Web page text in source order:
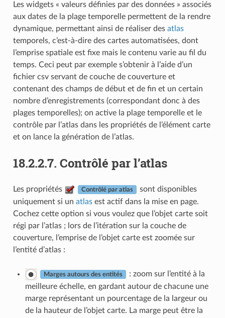
Les widgets « valeurs définies par des données » associés
aux dates de la plage temporelle permettent de la rendre
dynamique, permettant ainsi de réaliser des atlas
temporels, c’est-à-dire des cartes automatisées, dont
l’emprise spatiale est fixe mais le contenu varie au fil du
temps. Ceci peut par exemple s’obtenir à l’aide d’un
fichier csv servant de couche de couverture et
contenant des champs de début et de fin et un certain
nombre d’enregistrements (correspondant donc à des
plages temporelles); on active la plage temporelle et le
contrôle par l’atlas dans les propriétés de l’élément carte
et on lance la génération de l’atlas.
18.2.2.7. Contrôlé par l’atlas
Les propriétés Contrôlé par atlas
sont disponibles
uniquement si un atlasest actif dans la mise en page.
Cochez cette option si vous voulez que l’objet carte soit
régi par l’atlas ; lors de l’itération sur la couche de
couverture, l’emprise de l’objet carte est zoomée sur
l’entité d’atlas :
Marges autours des entités
: zoom sur l’entité à la
meilleure échelle, en gardant autour de chacune une
marge représentant un pourcentage de la largeur ou
de la hauteur de l’objet carte. La marge peut être la